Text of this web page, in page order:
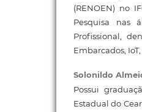
(RENOEN) no
Pesquisa nas
Profissional,
Embarcados,
Solonildo
Possui
Estadual do